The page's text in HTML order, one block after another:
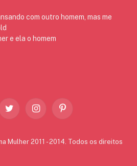
com outro homem, mas me
e ela o homem
Twitter InstagramPinterest
Mulher 2011 - 2014. Todos os direitos